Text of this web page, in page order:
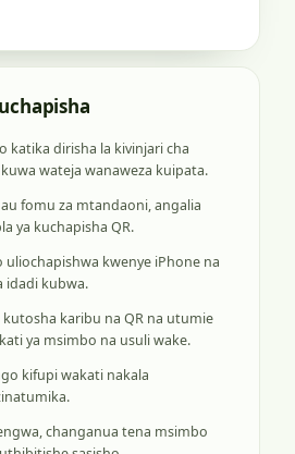
katika dirisha la kivinjari cha
wateja wanaweza kuipata.
fomu za mtandaoni, angalia
ya kuchapisha QR.
kwenye iPhone na
idadi kubwa.
kutosha karibu na QR na utumie
ya msimbo na usuli wake.
kifupi wakati nakala
changanua tena msimbo